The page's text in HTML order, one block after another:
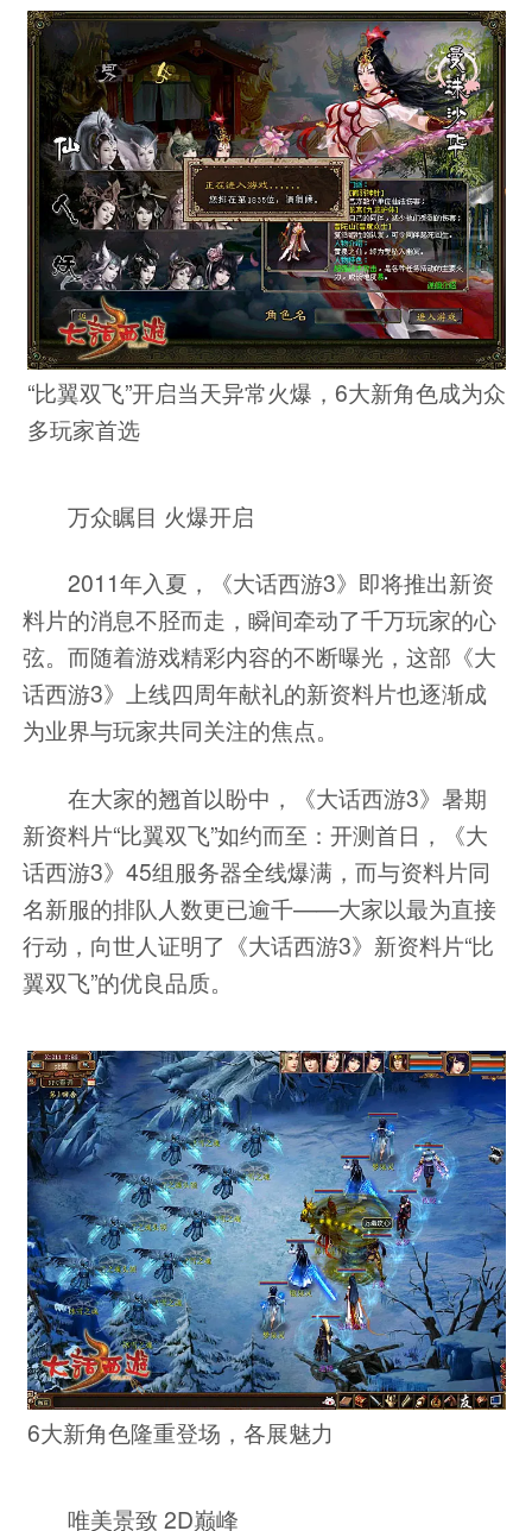
“比翼双飞”开启当天异常火爆，6大新角色成为众
多玩家首选
万众瞩目 火爆开启
2011年入夏，《大话西游3》即将推出新资
料片的消息不胫而走，瞬间牵动了千万玩家的心
弦。而随着游戏精彩内容的不断曝光，这部《大
话西游3》上线四周年献礼的新资料片也逐渐成
为业界与玩家共同关注的焦点。
在大家的翘首以盼中，《大话西游3》暑期
新资料片“比翼双飞”如约而至：开测首日，
《大
话西游3》45组服务器全线爆满 ，而与资料片同
名新服的排队人数更已逾千——大家以最为直接
行动，向世人证明了《大话西游3》新资料片“比
翼双飞”的优良品质。
6大新角色隆重登场，各展魅力
唯美景致 2D巅峰